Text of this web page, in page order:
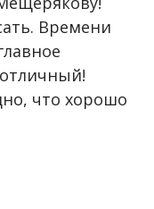
Времени
что хорошо